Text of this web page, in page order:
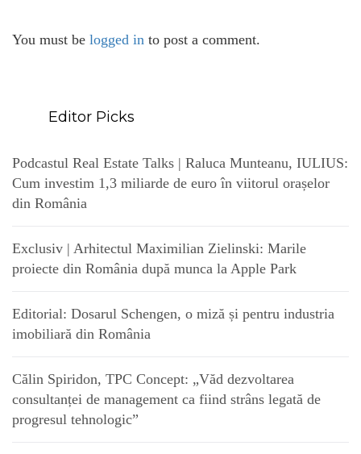
You must be logged in to post a comment.
Editor Picks
Podcastul Real Estate Talks | Raluca Munteanu, IULIUS:
Cum investim 1,3 miliarde de euro în viitorul orașelor
din România
Exclusiv | Arhitectul Maximilian Zielinski: Marile
proiecte din România după munca la Apple Park
Editorial: Dosarul Schengen, o miză și pentru industria
imobiliară din România
Călin Spiridon, TPC Concept: „Văd dezvoltarea
consultanței de management ca fiind strâns legată de
progresul tehnologic”